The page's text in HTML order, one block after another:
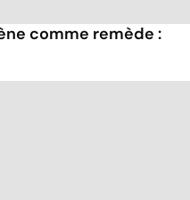
comme remède :